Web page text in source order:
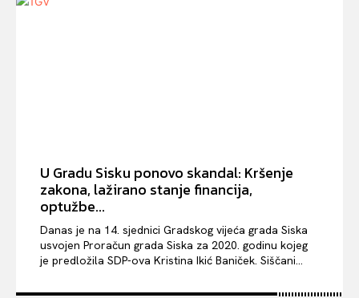
U Gradu Sisku ponovo skandal: Kršenje
zakona, lažirano stanje financija,
optužbe...
Danas je na 14. sjednici Gradskog vijeća grada Siska
usvojen Proračun grada Siska za 2020. godinu kojeg
je predložila SDP-ova Kristina Ikić Baniček. Siščani...